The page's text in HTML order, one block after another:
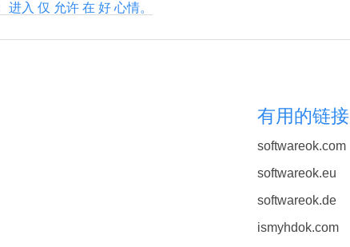
进入 仅 允许 在 好 心情。
有用的链接
softwareok.com
softwareok.eu
softwareok.de
ismyhdok.com